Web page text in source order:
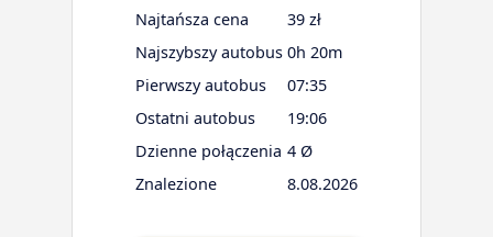
Najtańsza cena
39 zł
Najszybszy autobus 0h 20m
Pierwszy autobus
07:35
Ostatni autobus
19:06
Dzienne połączenia 4 Ø
Znalezione
8.08.2026